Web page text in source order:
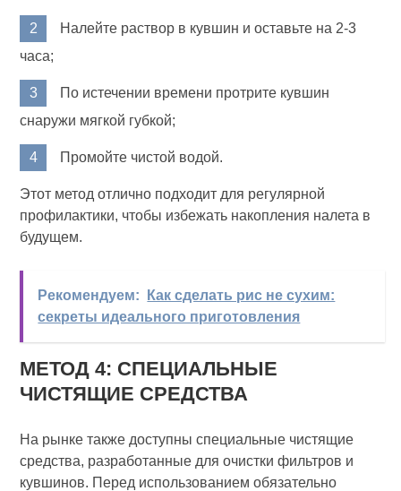
Налейте раствор в кувшин и оставьте на 2-3
часа;
По истечении времени протрите кувшин
снаружи мягкой губкой;
Промойте чистой водой.
Этот метод отлично подходит для регулярной
профилактики, чтобы избежать накопления налета в
будущем.
Рекомендуем:
Как сделать рис не сухим:
секреты идеального приготовления
МЕТОД 4: СПЕЦИАЛЬНЫЕ
ЧИСТЯЩИЕ СРЕДСТВА
На рынке также доступны специальные чистящие
средства, разработанные для очистки фильтров и
кувшинов. Перед использованием обязательно